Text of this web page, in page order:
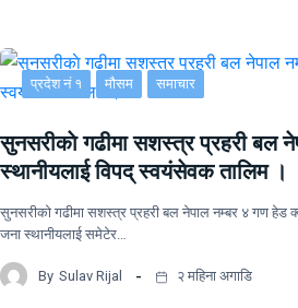
प्रदेश नं १ मौसम समाचार
सुनसरीकाे गढीमा सशस्त्र प्रहरी बल
स्थानीयलाई विपद् स्वयंसेवक तालिम ।
सुनसरीकाे गढीमा सशस्त्र प्रहरी बल नेपाल नम्बर ४ गण हेड
जना स्थानीयलाई समेटेर…
By Sulav Rijal २ महिना अगाडि